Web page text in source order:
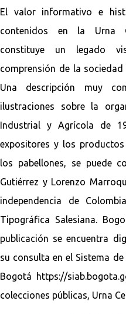
El valor informativo e
contenidos en la Urna
constituye un legado
comprensión de la
Una descripción muy
ilustraciones sobre la
Industrial y Agrícola de
expositores y los
los pabellones, se puede
Gutiérrez y Lorenzo
independencia de
Tipográfica Salesiana.
publicación se encuentra
su consulta en el Sistema
Bogotá https://
colecciones públicas, Urna